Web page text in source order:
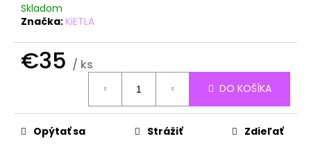
Skladom
Značka:KiETLA
€35 / ks
DO KOŠÍKA
Opýtať sa Strážiť Zdieľať
O
d
p
č
a